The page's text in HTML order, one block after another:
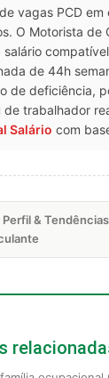
vagas PCD
O Motorista de
salário
de 44h
de deficiência,
de trabalhador
Salário com
&